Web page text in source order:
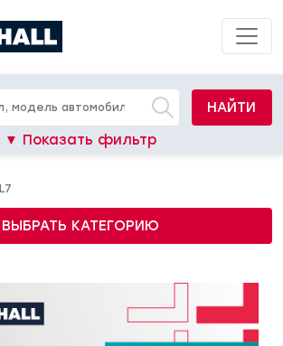
НАЙТИ
▼ Показать фильтр
L7
ВЫБРАТЬ КАТЕГОРИЮ